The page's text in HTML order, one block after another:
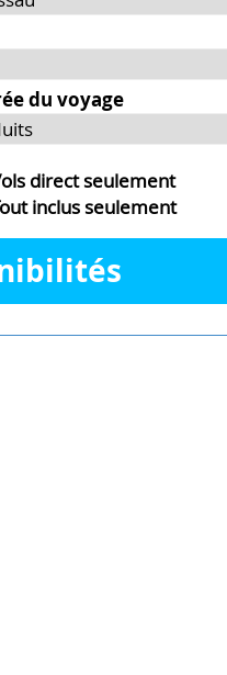
du voyage
direct seulement
inclus seulement